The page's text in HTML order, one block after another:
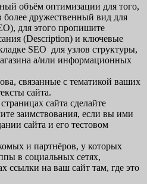
объём оптимизации для того,
более дружественный вид для
для этого пропишите
(Description) и ключевые
SEO для узлов структуры,
а/или информационных
связанные с тематикой ваших
сайта.
сайта сделайте
заимствования, если вы ими
сайта и его тестовом
и партнёров, у которых
в социальных сетях,
ссылки на ваш сайт там, где это